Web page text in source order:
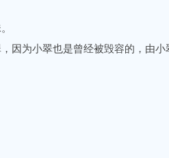
为小翠也是曾经被毁容的，由小